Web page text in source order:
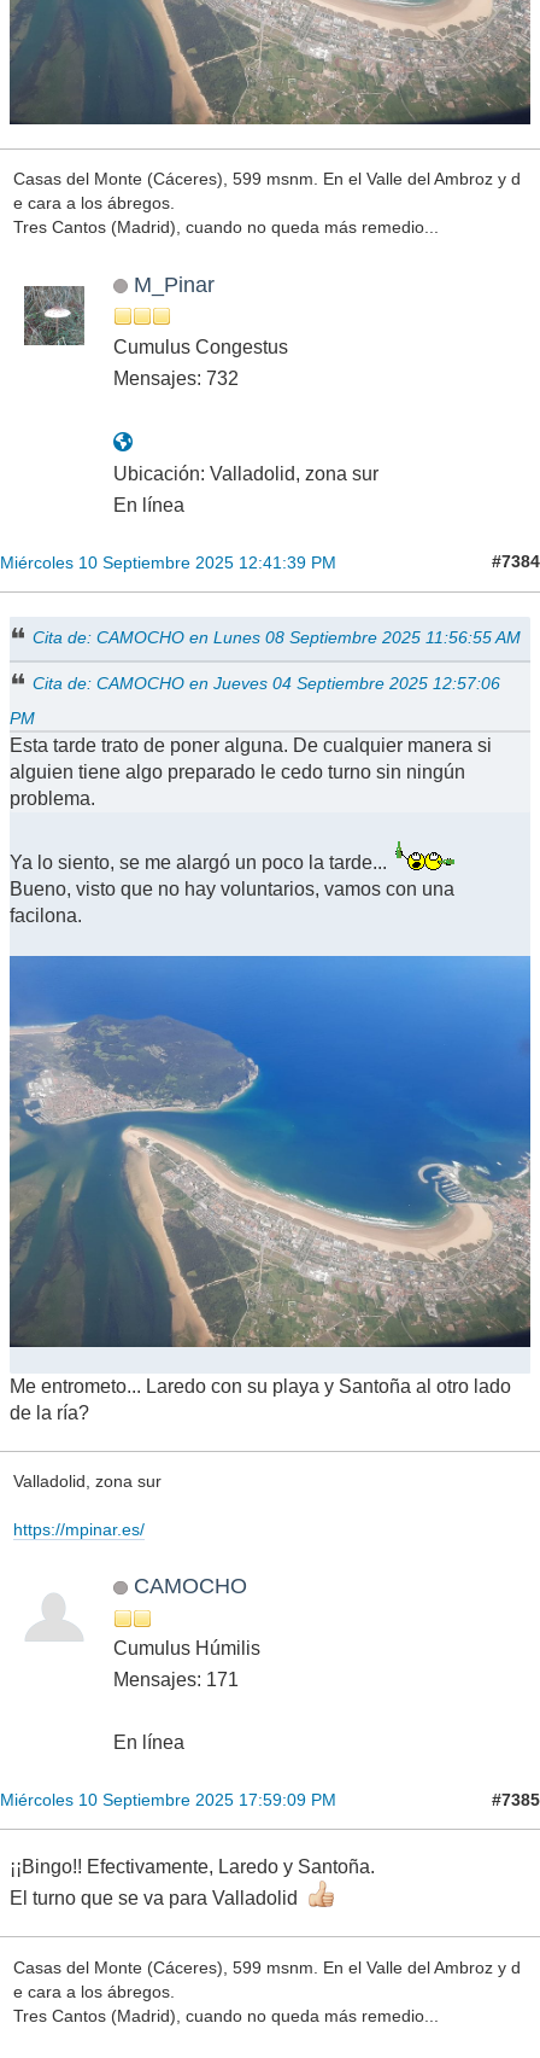
Casas del Monte (Cáceres), 599 msnm. En el Valle del Ambroz y d
e cara a los ábregos.
Tres Cantos (Madrid), cuando no queda más remedio...
M_Pinar
Cumulus Congestus
Mensajes: 732
Ubicación: Valladolid, zona sur
En línea
Miércoles 10 Septiembre 2025 12:41:39 PM #7384
Cita de: CAMOCHO en Lunes 08 Septiembre 2025 11:56:55 AM
Cita de: CAMOCHO en Jueves 04 Septiembre 2025 12:57:06
PM
Esta tarde trato de poner alguna. De cualquier manera si
alguien tiene algo preparado le cedo turno sin ningún
problema.
Ya lo siento, se me alargó un poco la tarde...
Bueno, visto que no hay voluntarios, vamos con una
facilona.
Me entrometo... Laredo con su playa y Santoña al otro lado
de la ría?
Valladolid, zona sur
https://mpinar.es/
CAMOCHO
Cumulus Húmilis
Mensajes: 171
En línea
Miércoles 10 Septiembre 2025 17:59:09 PM #7385
¡¡Bingo!! Efectivamente, Laredo y Santoña.
El turno que se va para Valladolid
Casas del Monte (Cáceres), 599 msnm. En el Valle del Ambroz y d
e cara a los ábregos.
Tres Cantos (Madrid), cuando no queda más remedio...